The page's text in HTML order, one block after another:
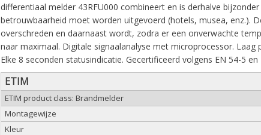
differentiaal melder 43RFU000 combineert en is derhalve
betrouwbaarheid moet worden uitgevoerd (hotels, musea, enz.).
overschreden en daarnaast wordt, zodra er een onverwachte
naar maximaal. Digitale signaalanalyse met microprocessor.
Elke 8 seconden statusindicatie. Gecertificeerd volgens EN 54-5 en
ETIM
ETIM product class: Brandmelder
Montagewijze
Kleur